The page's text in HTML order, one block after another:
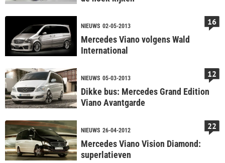
NIEUWS 02-05-2013
Mercedes Viano volgens Wald
International
16
NIEUWS 05-03-2013
Dikke bus: Mercedes Grand Edition
Viano Avantgarde
12
NIEUWS 26-04-2012
Mercedes Viano Vision Diamond:
superlatieven
22